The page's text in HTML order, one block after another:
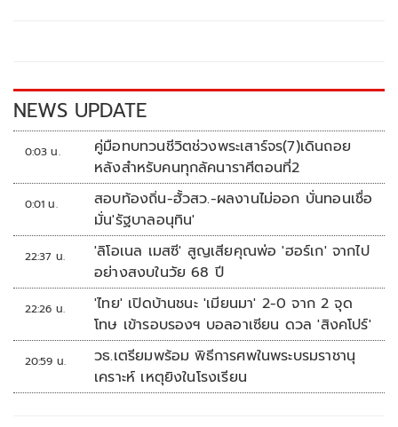
k k
NEWS UPDATE
0:03 น.
คู่มือทบทวนชีวิตช่วงพระเสาร์จร(7)เดินถอย
หลังสำหรับคนทุกลัคนาราศีตอนที่2
0:01 น.
สอบท้องถิ่น-ฮั้วสว.-ผลงานไม่ออก บั่นทอนเชื่อ
มั่น'รัฐบาลอนุทิน'
22:37 น.
'ลิโอเนล เมสซี' สูญเสียคุณพ่อ 'ฮอร์เก' จากไป
อย่างสงบในวัย 68 ปี
22:26 น.
'ไทย' เปิดบ้านชนะ 'เมียนมา' 2-0 จาก 2 จุด
โทษ เข้ารอบรองฯ บอลอาเซียน ดวล 'สิงคโปร์'
20:59 น.
วธ.เตรียมพร้อม พิธีการศพในพระบรมราชานุ
เคราะห์ เหตุยิงในโรงเรียน